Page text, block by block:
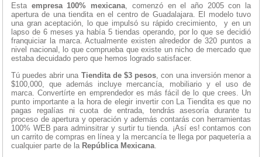
Esta empresa 100% mexicana , comenzó en el año 2005 con la
apertura de una tiendita en el centro de Guadalajara. El modelo tuvo
una gran aceptación, lo que impulsó su rápido crecimiento, y en un
lapso de 6 meses ya había 5 tiendas operando, por lo que se decidió
franquiciar la marca. Actualmente existen alrededor de 320 puntos a
nivel nacional, lo que comprueba que existe un nicho de mercado que
estaba decuidado pero que hemos logrado satisfacer.
Tú puedes abrir una Tiendita de $3 pesos , con una inversión menor a
$100,000, que además incluye mercancía, mobiliario y el uso de
marca. Convertírte en emprendedor es más fácil de lo que crees. Un
punto importante a la hora de elegir invertir con La Tiendita es que no
pagas regalías ni cuota de entrada, tendrás asesoría durante tu
proceso de apertura y operación y además contarás con herramientas
100% WEB para adminsitrar y surtir tu tienda. ¡Así es! contamos con
un carrito de compras en línea y la mercancía te llega por paquetería a
cualquier parte de la República Mexicana